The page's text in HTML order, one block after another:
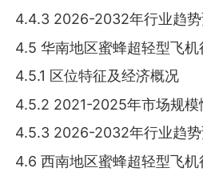
4.4.3 2026-2032年行业趋
4.5 华南地区蜜蜂超轻型飞
4.5.1 区位特征及经济概况
4.5.2 2021-2025年市场规模
4.5.3 2026-2032年行业趋
4.6 西南地区蜜蜂超轻型飞机